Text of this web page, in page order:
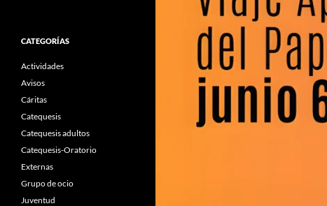
CATEGORÍAS
Actividades
Avisos
Cáritas
Catequesis
Catequesis adultos
Catequesis-Oratorio
Externas
Grupo de ocio
Juventud